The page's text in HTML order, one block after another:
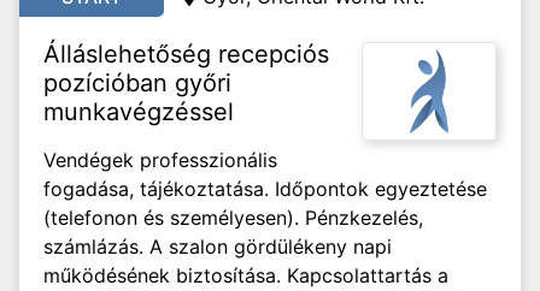
Álláslehetőség recepciós
pozícióban győri
munkavégzéssel
Vendégek professzionális
fogadása, tájékoztatása. Időpontok egyeztetése
(telefonon és személyesen). Pénzkezelés,
számlázás. A szalon gördülékeny napi
működésének biztosítása. Kapcsolattartás a